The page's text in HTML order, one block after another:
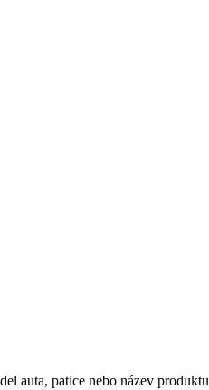
auta, patice nebo název produktu